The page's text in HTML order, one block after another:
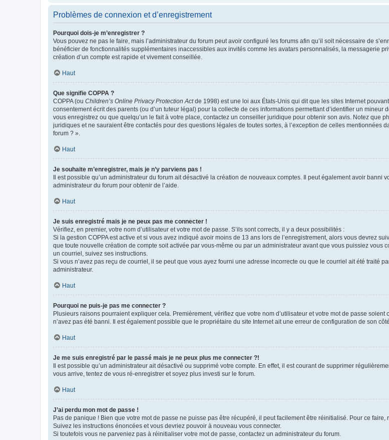
Problèmes de connexion et d’enregistrement
Pourquoi dois-je m’enregistrer ?
Vous pouvez ne pas le faire, mais l’administrateur du forum peut avoir configuré les forums afin qu’il soit nécessaire de
bénéficier de fonctionnalités supplémentaires inaccessibles aux invités comme les avatars personnalisés, la messagerie
création d’un compte est rapide et vivement conseillée.
Haut
Que signifie COPPA ?
COPPA (ou Children’s Online Privacy Protection Actde 1998) est une loi aux États-Unis qui dit que les sites Internet
consentement écrit des parents (ou d’un tuteur légal) pour la collecte de ces informations permettant d’identifier un
vous enregistrez ou que quelqu’un le fait à votre place, contactez un conseiller juridique pour obtenir son avis. Notez que
juridiques et ne sauraient être contactés pour des questions légales de toutes sortes, à l’exception de celles
forum ? ».
Haut
Je souhaite m’enregistrer, mais je n’y parviens pas !
Il est possible qu’un administrateur du forum ait désactivé la création de nouveaux comptes. Il peut également avoir banni
administrateur du forum pour obtenir de l’aide.
Haut
Je suis enregistré mais je ne peux pas me connecter !
Vérifiez, en premier, votre nom d’utilisateur et votre mot de passe. S’ils sont corrects, il y a deux possibilités :
Si la gestion COPPA est active et si vous avez indiqué avoir moins de 13 ans lors de l’enregistrement, alors vous devrez
que toute nouvelle création de compte soit activée par vous-même ou par un administrateur avant que vous puissiez vous
un courriel, suivez ses instructions.
Si vous n’avez pas reçu de courriel, il se peut que vous ayez fourni une adresse incorrecte ou que le courriel ait été traité
administrateur.
Haut
Pourquoi ne puis-je pas me connecter ?
Plusieurs raisons pourraient expliquer cela. Premièrement, vérifiez que votre nom d’utilisateur et votre mot de passe
n’avez pas été banni. Il est également possible que le propriétaire du site Internet ait une erreur de configuration de son
Haut
Je me suis enregistré par le passé mais je ne peux plus me connecter ?!
Il est possible qu’un administrateur ait désactivé ou supprimé votre compte. En effet, il est courant de supprimer
vous arrive, tentez de vous ré-enregistrer et soyez plus investi sur le forum.
Haut
J’ai perdu mon mot de passe !
Pas de panique ! Bien que votre mot de passe ne puisse pas être récupéré, il peut facilement être réinitialisé. Pour ce
Suivez les instructions énoncées et vous devriez pouvoir à nouveau vous connecter.
Si toutefois vous ne parveniez pas à réinitialiser votre mot de passe, contactez un administrateur du forum.